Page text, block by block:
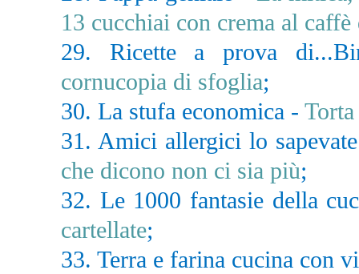
13 cucchiai con crema al
29. Ricette a prova
cornucopia di sfoglia;
30. La stufa economica -
31. Amici allergici lo
che dicono non ci sia più;
32. Le 1000 fantasie della
cartellate;
33. Terra e farina cucina con